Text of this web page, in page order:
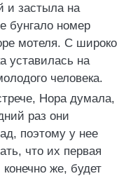
застыла на
бунгало номер
мотеля. С широко
уставилась на
человека.
Нора думала,
раз они
поэтому у нее
что их первая
же, будет